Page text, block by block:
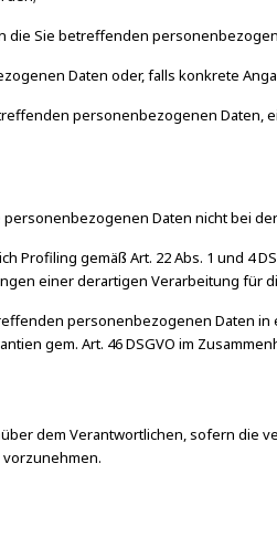
die Sie betreffenden
Daten oder, falls konkrete
personenbezogenen Daten,
Daten nicht bei
gemäß Art. 22 Abs. 1 und 4
einer derartigen Verarbeitung für
personenbezogenen Daten
gem. Art. 46 DSGVO im
dem Verantwortlichen, sofern